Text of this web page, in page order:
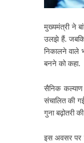
मुख्यमंत्री ने
उलझे हैं. जबकि
निकालने वाले
बनने को कहा.
सैनिक कल्याण
संचालित की
गुना बढ़ोतरी
इस अवसर पर